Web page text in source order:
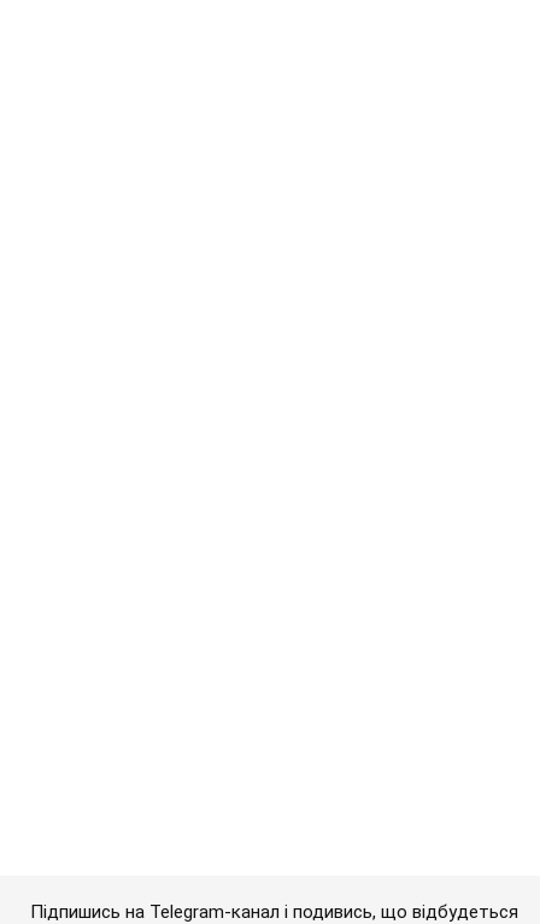
Підпишись на Telegram-канал і подивись, що відбудеться